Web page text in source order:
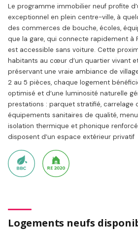
Le programme immobilier neuf profite
exceptionnel en plein centre-ville, à
des commerces de bouche, écoles,
que la gare, qui connecte rapidement à
est accessible sans voiture. Cette
habitants au cœur d’un quartier vivant
préservant une vraie ambiance de
2 au 5 pièces, chaque logement
optimisé et d’une luminosité naturelle
prestations : parquet stratifié, carrelage
équipements sanitaires de qualité,
isolation thermique et phonique
disposent d’un espace extérieur privatif
Logements neufs